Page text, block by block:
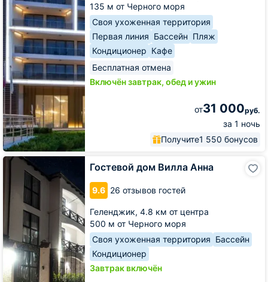
135 м от Черного моря
Своя ухоженная территория
Первая линия Бассейн Пляж
Кондиционер Кафе
Бесплатная отмена
Включён завтрак, обед и ужин
от31 000руб.
за 1 ночь
Получите1 550 бонусов
Гостевой дом Вилла Анна
9.6 26 отзывов гостей
Геленджик, 4.8 км от центра
500 м от Черного моря
Своя ухоженная территория Бассейн
Кондиционер
Завтрак включён
Гостевой
Анна